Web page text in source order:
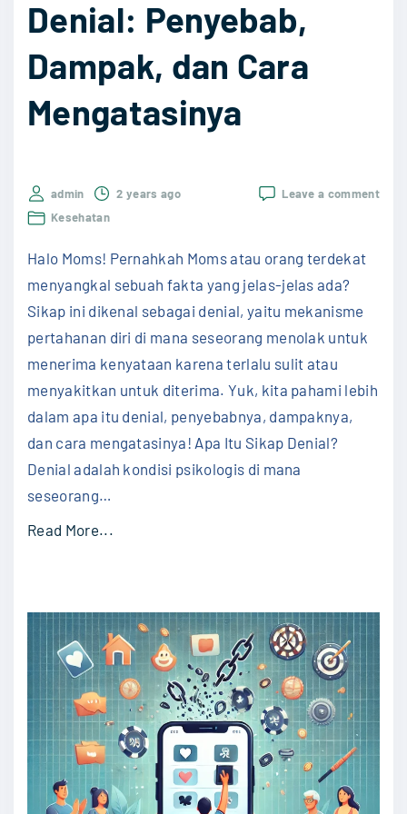
a
n
g
e
u
m
s
K
e
t
a
h
u
i
G
j
l
m
e
i
e
n
d
e
n
g
a
"
Denial: Penyebab,
Dampak, dan Cara
Mengatasinya
Leave a commenton
admin
2 years ago
Kesehatan
Halo Moms! Pernahkah Moms atau orang terdekat
menyangkal sebuah fakta yang jelas-jelas ada?
Sikap ini dikenal sebagai denial, yaitu mekanisme
pertahanan diri di mana seseorang menolak untuk
menerima kenyataan karena terlalu sulit atau
menyakitkan untuk diterima. Yuk, kita pahami lebih
dalam apa itu denial, penyebabnya, dampaknya,
dan cara mengatasinya! Apa Itu Sikap Denial?
Denial adalah kondisi psikologis di mana
seseorang…
Read More...
g
e
n
l
S
i